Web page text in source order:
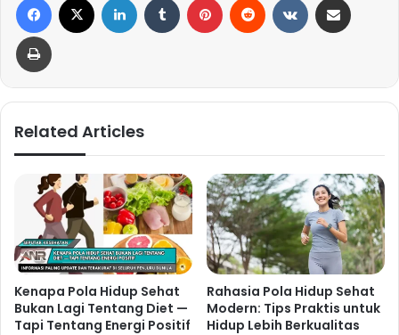
Related Articles
Kenapa Pola Hidup Sehat
Bukan Lagi Tentang Diet —
Tapi Tentang Energi Positif
Rahasia Pola Hidup Sehat
Modern: Tips Praktis untuk
Hidup Lebih Berkualitas